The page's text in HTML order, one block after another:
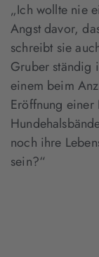
„Ich wollte nie
Angst davor,
schreibt sie
Gruber ständig
einem beim
Eröffnung einer
noch ihre
sein?“